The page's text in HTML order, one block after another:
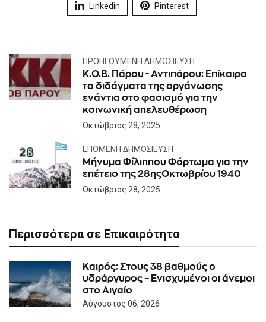
Linkedin Pinterest
ΠΡΟΗΓΟΎΜΕΝΗ ΔΗΜΟΣΊΕΥΣΗ
Κ.Ο.Β. Πάρου - Αντιπάρου: Επίκαιρα
τα διδάγματα της οργάνωσης
ενάντια στο φασισμό για την
κοινωνική απελευθέρωση
Οκτώβριος 28, 2025
ΕΠΌΜΕΝΗ ΔΗΜΟΣΊΕΥΣΗ
Μήνυμα Φίλιππου Φόρτωμα για την
επέτειο της 28ηςΟκτωβρίου 1940
Οκτώβριος 28, 2025
Περισσότερα σε Επικαιρότητα
Καιρός: Στους 38 βαθμούς ο
υδράργυρος – Ενισχυμένοι οι άνεμοι
στο Αιγαίο
Αύγουστος 06, 2026